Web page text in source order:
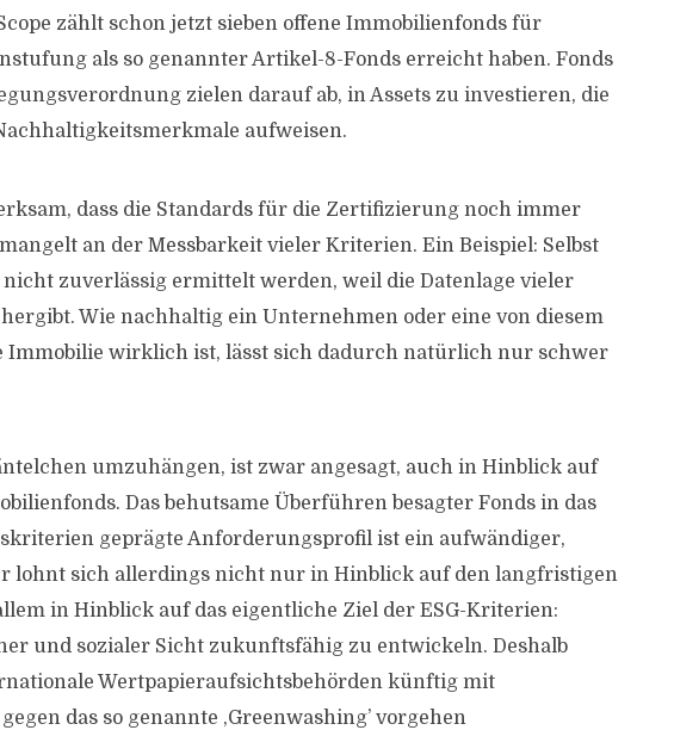
zählt schon jetzt sieben offene Immobilienfonds für
als so genannter Artikel-8-Fonds erreicht haben. Fonds
zielen darauf ab, in Assets zu investieren, die
aufweisen.
dass die Standards für die Zertifizierung noch immer
an der Messbarkeit vieler Kriterien. Ein Beispiel: Selbst
nicht zuverlässig ermittelt werden, weil die Datenlage vieler
Wie nachhaltig ein Unternehmen oder eine von diesem
Immobilie wirklich ist, lässt sich dadurch natürlich nur schwer
umzuhängen, ist zwar angesagt, auch in Hinblick auf
Das behutsame Überführen besagter Fonds in das
geprägte Anforderungsprofil ist ein aufwändiger,
lohnt sich allerdings nicht nur in Hinblick auf den langfristigen
in Hinblick auf das eigentliche Ziel der ESG-Kriterien:
und sozialer Sicht zukunftsfähig zu entwickeln. Deshalb
Wertpapieraufsichtsbehörden künftig mit
das so genannte ,Greenwashing’ vorgehen